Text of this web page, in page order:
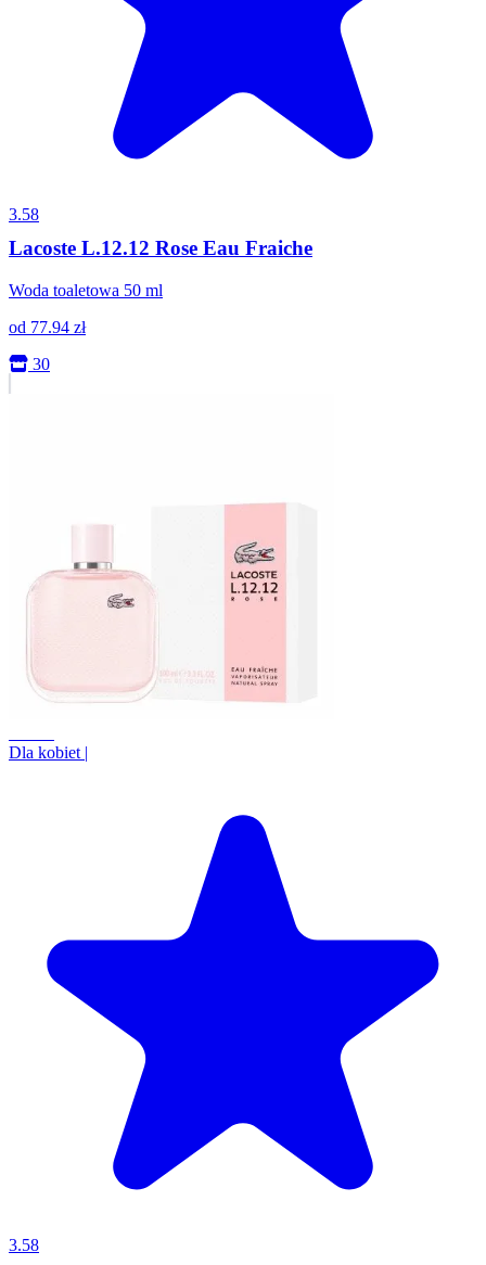
3.58
Lacoste L.12.12 Rose Eau Fraiche
Woda toaletowa 50 ml
od 77.94 zł
30
Dla kobiet |
3.58